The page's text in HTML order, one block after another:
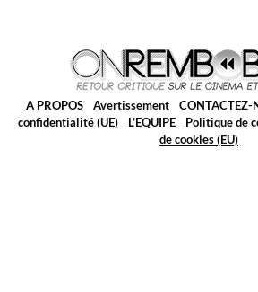
A PROPOS Avertissement CONTACTEZ-
confidentialité (UE)
L’EQUIPE Politique de
de cookies (EU)